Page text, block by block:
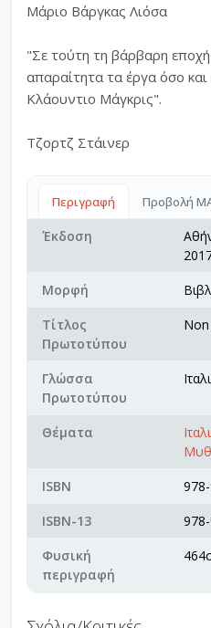
Μάριο Βάργκας Λιόσα
"Σε τούτη τη βάρβαρη εποχή
απαραίτητα τα έργα όσο
Κλάουντιο Μάγκρις".
Τζορτζ Στάινερ
Περιγραφή Προβολή
Έκδοση
Μορφή
Τίτλος
Πρωτοτύπου
Γλώσσα
Πρωτοτύπου
Θέματα
ISBN
ISBN-13
Φυσική
περιγραφή